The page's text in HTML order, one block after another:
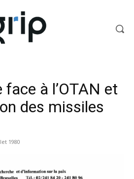
face à l’OTAN et
des missiles
1980